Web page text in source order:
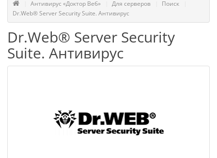
Антивирус «Доктор Веб» Для серверов
Поиск
Dr.Web® Server Security Suite. Антивирус
Dr.Web® Server Security
Suite. Антивирус